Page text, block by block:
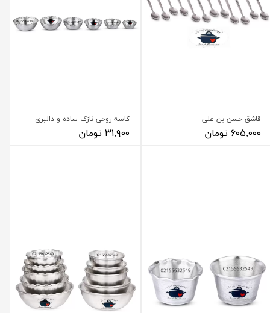
قاشق حسن بن علی
۶۰۵,۰۰۰ تومان
کاسه روحی نازک ساده و دالبری
۳۱,۹۰۰ تومان